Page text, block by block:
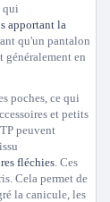
qui
apportant la
qu'un pantalon
généralement en
poches, ce qui
et petits
peuvent
fléchies. Ces
Cela permet de
la canicule, les